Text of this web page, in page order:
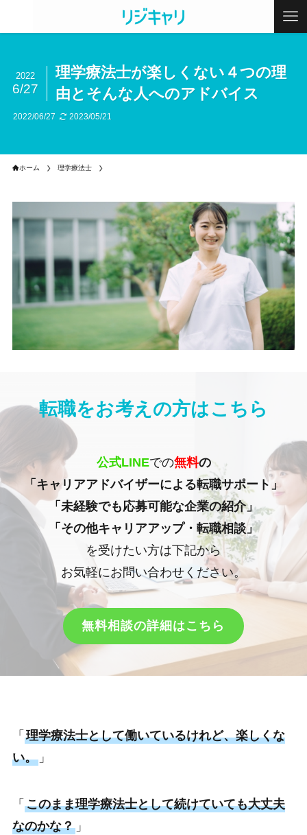
理学療法士が楽しくない４つの理
由とそんな人へのアドバイス
2022
6/27
2022/06/27 2023/05/21
ホーム 理学療法士
転職をお考えの方はこちら
公式LINEでの無料の
「キャリアアドバイザーによる転職サポート」
「未経験でも応募可能な企業の紹介」
「その他キャリアアップ・転職相談」
を受けたい方は下記から
お気軽にお問い合わせください。
無料相談の詳細はこちら
「 理学療法士として働いているけれど、楽しくな
い。」
「 このまま理学療法士として続けていても大丈夫
なのかな？」